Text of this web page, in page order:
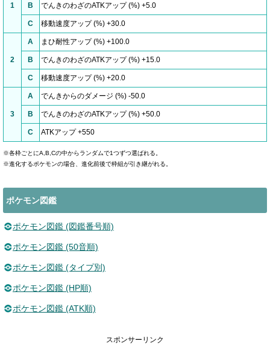
1 B でんきのわざのATKアップ (%) +5.0
C 移動速度アップ (%) +30.0
2
A まひ耐性アップ (%) +100.0
B でんきのわざのATKアップ (%) +15.0
C 移動速度アップ (%) +20.0
3
A でんきからのダメージ (%) -50.0
B でんきのわざのATKアップ (%) +50.0
C ATKアップ +550
※各枠ごとにA,B,Cの中からランダムで1つずつ選ばれる。
※進化するポケモンの場合、進化前後で枠組が引き継がれる。
ポケモン図鑑
ポケモン図鑑 (図鑑番号順)
ポケモン図鑑 (50音順)
ポケモン図鑑 (タイプ別)
ポケモン図鑑 (HP順)
ポケモン図鑑 (ATK順)
スポンサーリンク